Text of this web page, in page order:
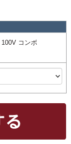
コンボ